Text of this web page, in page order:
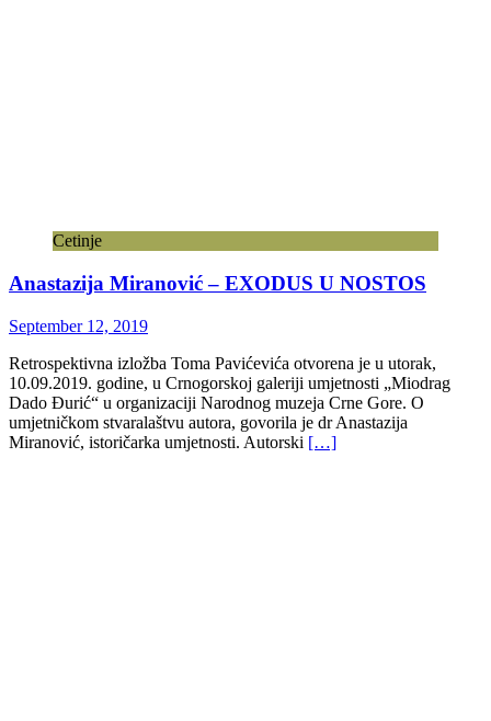
Cetinje
Anastazija Miranović – EXODUS U NOSTOS
September 12, 2019
Retrospektivna izložba Toma Pavićevića otvorena je u utorak,
10.09.2019. godine, u Crnogorskoj galeriji umjetnosti „Miodrag
Dado Đurić“ u organizaciji Narodnog muzeja Crne Gore. O
umjetničkom stvaralaštvu autora, govorila je dr Anastazija
Miranović, istoričarka umjetnosti. Autorski […]